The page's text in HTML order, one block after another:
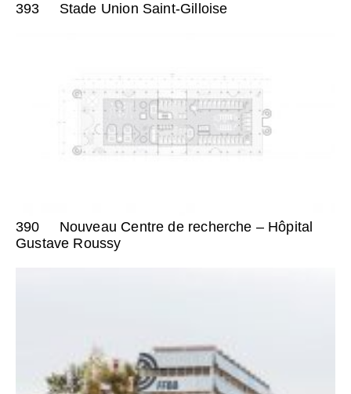
393 Stade Union Saint-Gilloise
390
Nouveau Centre de recherche – Hôpital
Gustave Roussy